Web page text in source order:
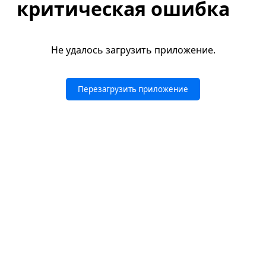
критическая ошибка
Не удалось загрузить приложение.
Перезагрузить приложение